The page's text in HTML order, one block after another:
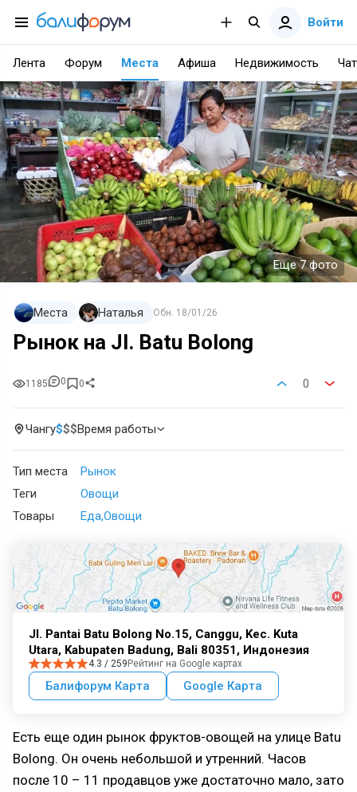
Войти
Лента Форум Места Афиша Недвижимость Чат
Еще 7 фото
Места Наталья Обн. 18/01/26
Рынок на Jl. Batu Bolong
1185 0 0 0
Чангу$$$Время работы
Тип места
Рынок
Теги
Овощи
Товары
ЕдаОвощи
Jl. Pantai Batu Bolong No.15, Canggu, Kec. Kuta
Utara, Kabupaten Badung, Bali 80351, Индонезия
4.3 / 259 Рейтинг на Google картах
Балифорум Карта Google Карта
Есть еще один рынок фруктов-овощей на улице Batu
Bolong. Он очень небольшой и утренний. Часов
после 10 – 11 продавцов уже достаточно мало, зато